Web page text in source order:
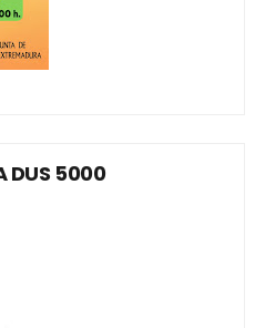
DUS 5000